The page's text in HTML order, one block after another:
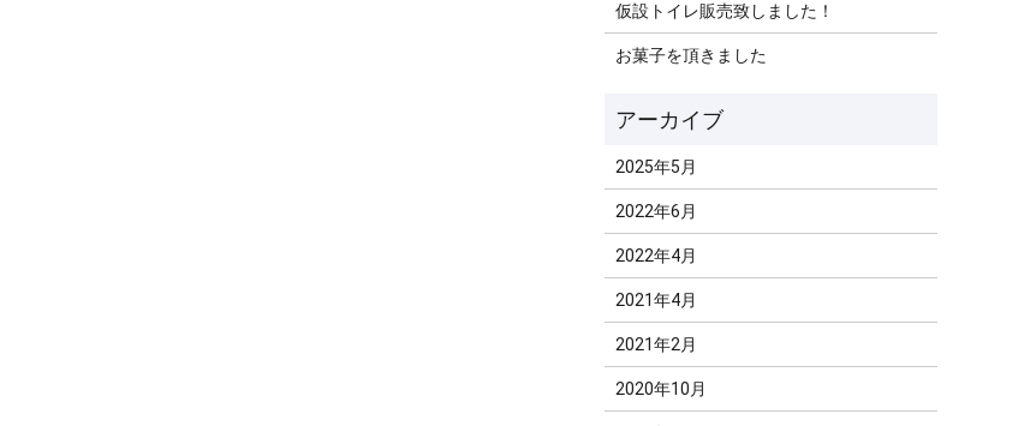
仮設トイレ販売致しました！
お菓子を頂きました
2025年5月
2022年6月
2022年4月
2021年4月
2021年2月
2020年10月